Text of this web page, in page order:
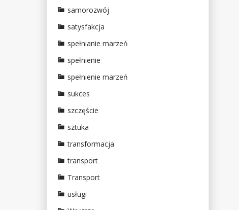
samorozwój
satysfakcja
spełnianie marzeń
spełnienie
spełnienie marzeń
sukces
szczęście
sztuka
transformacja
transport
Transport
usługi